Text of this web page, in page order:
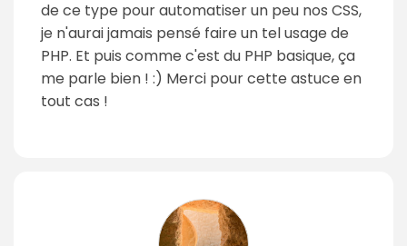
de ce type pour automatiser un peu nos CSS,
je n'aurai jamais pensé faire un tel usage de
PHP. Et puis comme c'est du PHP basique, ça
me parle bien ! :) Merci pour cette astuce en
tout cas !